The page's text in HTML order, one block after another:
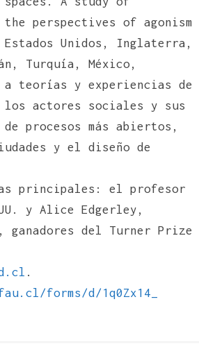
perspectives of agonism
Unidos, Inglaterra,
Turquía, México,
teorías y experiencias de
actores sociales y sus
procesos más abiertos,
y el diseño de
principales: el profesor
y Alice Edgerley,
ganadores del Turner Prize
.
forms/d/1q0Zx14_